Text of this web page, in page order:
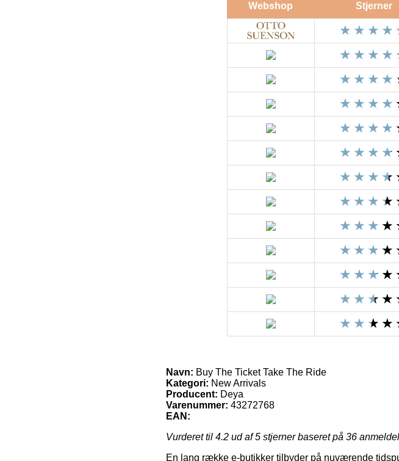
Webshop Stjerner
Navn: Buy The Ticket Take The Ride
Kategori: New Arrivals
Producent: Deya
Varenummer: 43272768
EAN:
Vurderet til 4.2 ud af 5 stjerner baseret på 36
En lang række e-butikker tilbyder på nuværende